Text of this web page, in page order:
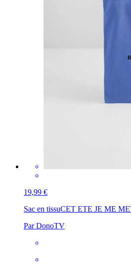
19,99 €
Sac en tissuCET ETE JE ME
Par DonoTV